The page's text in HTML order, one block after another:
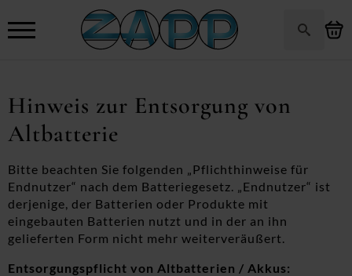
Hinweis zur Entsorgung von
Altbatterie
Bitte beachten Sie folgenden „Pflichthinweise für
Endnutzer“ nach dem Batteriegesetz. „Endnutzer“ ist
derjenige, der Batterien oder Produkte mit
eingebauten Batterien nutzt und in der an ihn
gelieferten Form nicht mehr weiterveräußert.
Entsorgungspflicht von Altbatterien / Akkus: